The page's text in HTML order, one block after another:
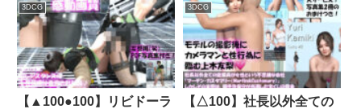
ラ柄パンティ編）｜
d_327242│ Libido-Labo
スカート内鑑賞 PV05:ハー
ト柄パンティ）｜
d_320344│ Libido-Labo
3DCG
【▲100●100】リビドーラ
3DCG
【△100】社長以外全ての